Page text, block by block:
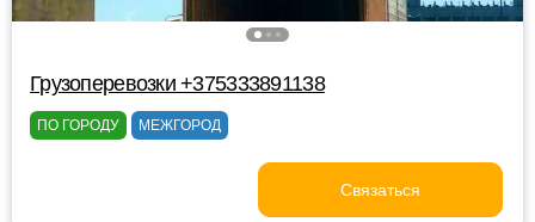
Грузоперевозки +375333891138
ПО ГОРОДУ МЕЖГОРОД
Связаться